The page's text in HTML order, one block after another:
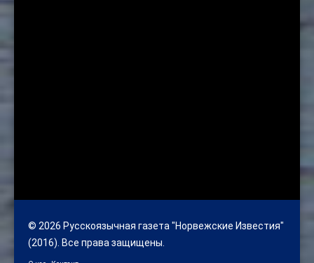
© 2026 Русскоязычная газета "Норвежские Известия"
(2016). Все права защищены.